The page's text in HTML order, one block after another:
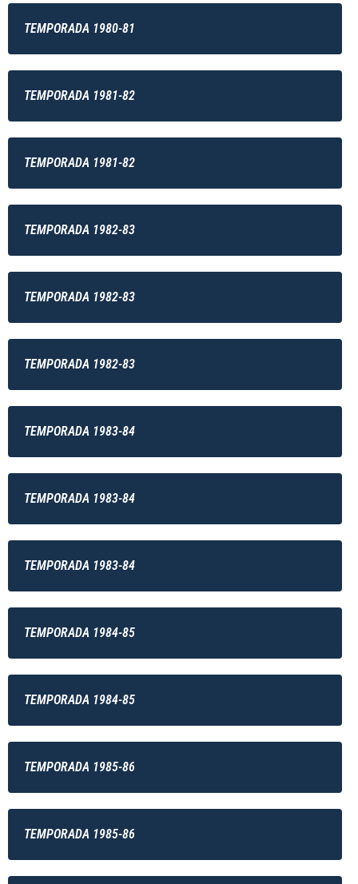
TEMPORADA 1980-81
TEMPORADA 1981-82
TEMPORADA 1981-82
TEMPORADA 1982-83
TEMPORADA 1982-83
TEMPORADA 1982-83
TEMPORADA 1983-84
TEMPORADA 1983-84
TEMPORADA 1983-84
TEMPORADA 1984-85
TEMPORADA 1984-85
TEMPORADA 1985-86
TEMPORADA 1985-86